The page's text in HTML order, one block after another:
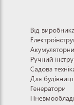
Від
Ручний
Садова
Для
Генератори